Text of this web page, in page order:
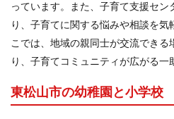
っています。また、子育て支援セン
り、子育てに関する悩みや相談を気
こでは、地域の親同士が交流でき
り、子育てコミュニティが広がる一
東松山市の幼稚園と小学校